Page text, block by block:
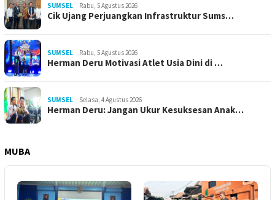
SUMSEL Rabu, 5 Agustus 2026
Cik Ujang Perjuangkan Infrastruktur Sums…
SUMSEL Rabu, 5 Agustus 2026
Herman Deru Motivasi Atlet Usia Dini di …
SUMSEL Selasa, 4 Agustus 2026
Herman Deru: Jangan Ukur Kesuksesan Anak…
MUBA